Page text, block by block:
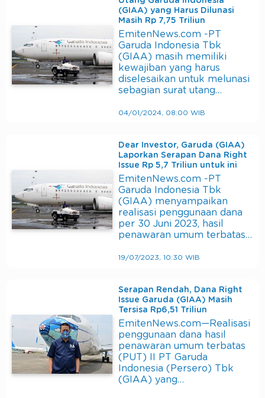
(GIAA) yang Harus Dilunasi
Masih Rp 7,75 Triliun
EmitenNews.com -PT
Garuda Indonesia Tbk
(GIAA) masih memiliki
kewajiban yang harus
diselesaikan untuk melunasi
sebagian surat utang…
04/01/2024, 08:00 WIB
Dear Investor, Garuda (GIAA)
Laporkan Serapan Dana Right
Issue Rp 5,7 Triliun untuk ini
EmitenNews.com -PT
Garuda Indonesia Tbk
(GIAA) menyampaikan
realisasi penggunaan dana
per 30 Juni 2023, hasil
penawaran umum terbatas…
19/07/2023, 10:30 WIB
Serapan Rendah, Dana Right
Issue Garuda (GIAA) Masih
Tersisa Rp6,51 Triliun
EmitenNews.com—Realisasi
penggunaan dana hasil
penawaran umum terbatas
(PUT) II PT Garuda
Indonesia (Persero) Tbk
(GIAA) yang…